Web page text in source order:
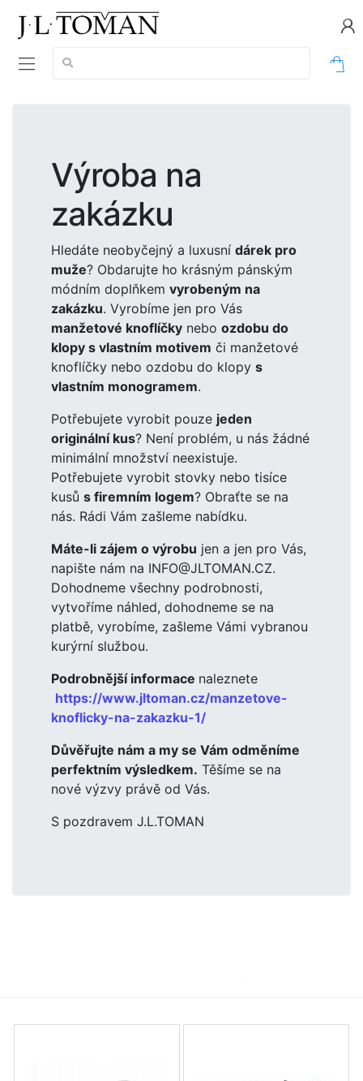
Vyhledávání:
Výroba na
zakázku
Hledáte neobyčejný a luxusní dárek pro
muže? Obdarujte ho krásným pánským
módním doplňkem vyrobeným na
zakázku. Vyrobíme jen pro Vás
manžetové knoflíčky nebo ozdobu do
klopy s vlastním motivem či manžetové
knoflíčky nebo ozdobu do klopy s
vlastním monogramem.
Potřebujete vyrobit pouze jeden
originální kus? Není problém, u nás žádné
minimální množství neexistuje.
Potřebujete vyrobit stovky nebo tisíce
kusů s firemním logem? Obraťte se na
nás. Rádi Vám zašleme nabídku.
Máte-li zájem o výrobu jen a jen pro Vás,
napište nám na INFO@JLTOMAN.CZ.
Dohodneme všechny podrobnosti,
vytvoříme náhled, dohodneme se na
platbě, vyrobíme, zašleme Vámi vybranou
kurýrní službou.
Podrobnější informace naleznete
https://www.jltoman.cz/manzetove-
knoflicky-na-zakazku-1/
Důvěřujte nám a my se Vám odměníme
perfektním výsledkem. Těšíme se na
nové výzvy právě od Vás.
S pozdravem J.L.TOMAN